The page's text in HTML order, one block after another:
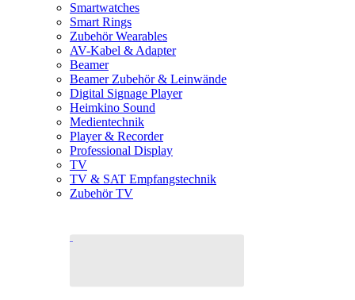
Smartwatches
Smart Rings
Zubehör Wearables
AV-Kabel & Adapter
Beamer
Beamer Zubehör & Leinwände
Digital Signage Player
Heimkino Sound
Medientechnik
Player & Recorder
Professional Display
TV
TV & SAT Empfangstechnik
Zubehör TV